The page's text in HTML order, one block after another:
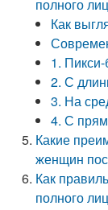
полного
Как
1.
2. С
3. На
4. С
Какие
женщин
Как
полного